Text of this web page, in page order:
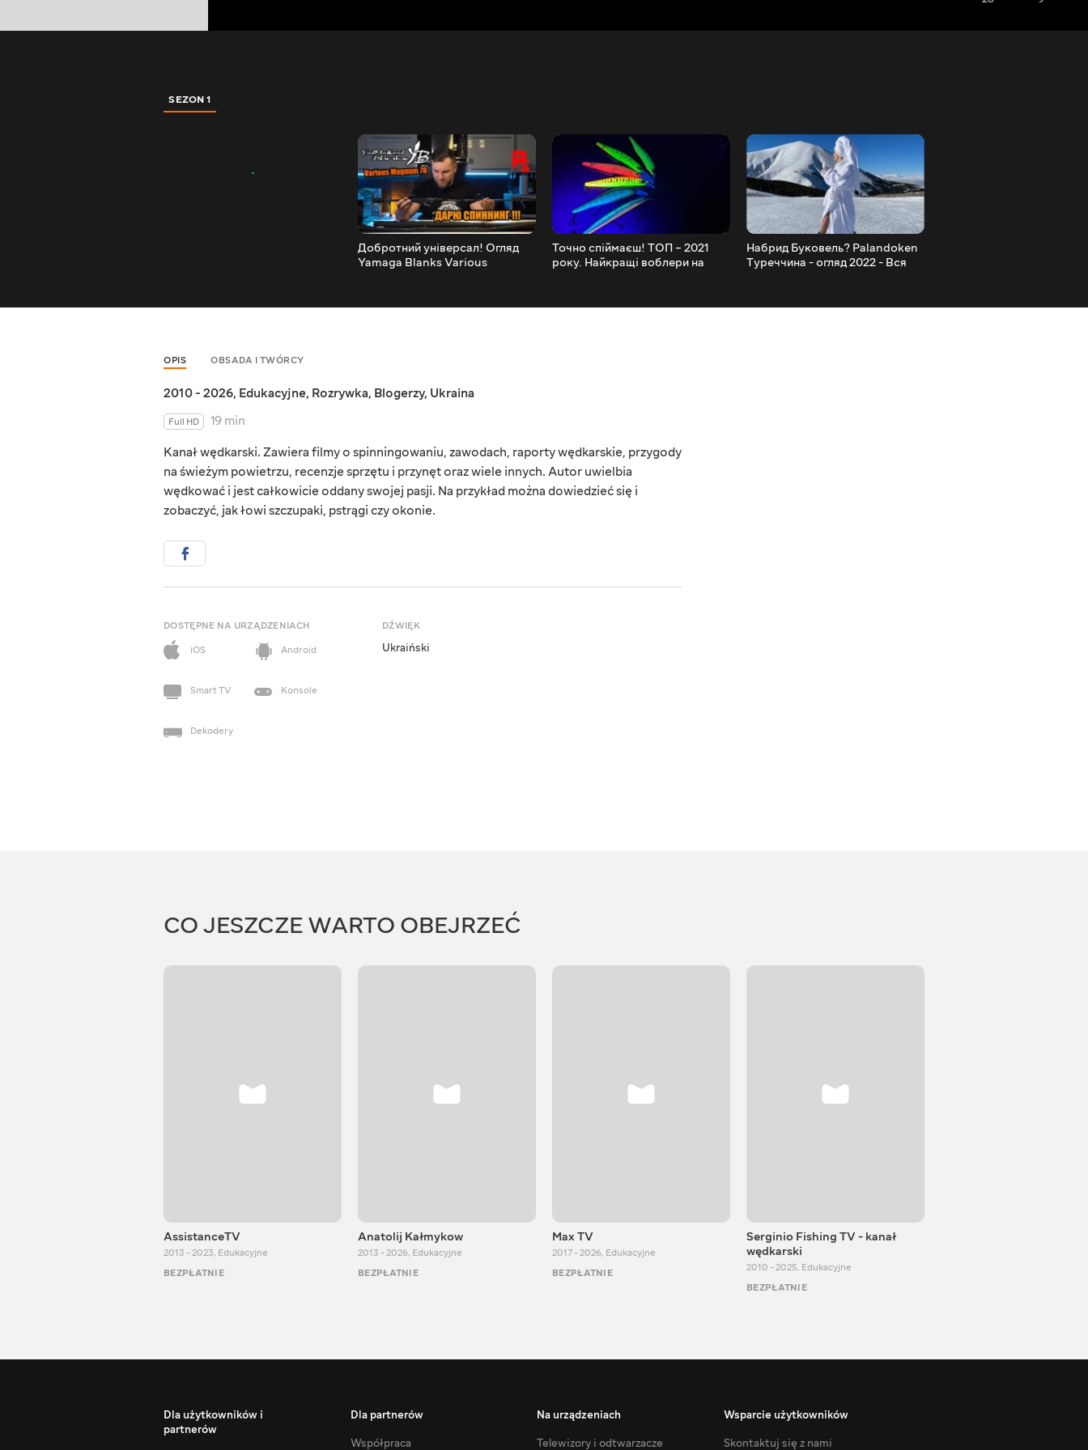
SEZON 1
Добротний універсал! Огляд
Yamaga Blanks Various
Точно спіймаєш! ТОП – 2021
року. Найкращі воблери на
Набрид Буковель? Palandoken
Туреччина - огляд 2022 - Вся
OPIS OBSADA I TWÓRCY
2010 - 2026, Edukacyjne, Rozrywka, Blogerzy, Ukraina
Full HD
19 min
Kanał wędkarski. Zawiera filmy o spinningowaniu, zawodach, raporty wędkarskie, przygody
na świeżym powietrzu, recenzje sprzętu i przynęt oraz wiele innych. Autor uwielbia
wędkować i jest całkowicie oddany swojej pasji. Na przykład można dowiedzieć się i
zobaczyć, jak łowi szczupaki, pstrągi czy okonie.
DOSTĘPNE NA URZĄDZENIACH
iOS
Android
Smart TV Konsole
Dekodery
DŹWIĘK
Ukraiński
CO JESZCZE WARTO OBEJRZEĆ
AssistanceTV
2013 - 2023, Edukacyjne
BEZPŁATNIE
Anatolij Kałmykow
2013 - 2026, Edukacyjne
BEZPŁATNIE
Max TV
2017 - 2026, Edukacyjne
BEZPŁATNIE
Serginio Fishing TV - kanał
wędkarski
2010 - 2025, Edukacyjne
BEZPŁATNIE
Dla użytkowników i
partnerów
Dla partnerów
Współpraca
Na urządzeniach
Telewizory i odtwarzacze
Wsparcie użytkowników
Skontaktuj się z nami